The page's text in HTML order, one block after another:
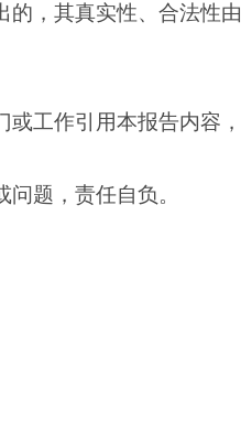
的，其真实性、合法性由
工作引用本报告内容，
题，责任自负。